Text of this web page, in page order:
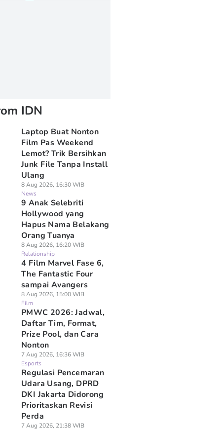
IDN
Laptop Buat Nonton
Film Pas Weekend
Lemot? Trik Bersihkan
Junk File Tanpa Install
Ulang
8 Aug 2026, 16:30 WIB
News
9 Anak Selebriti
Hollywood yang
Hapus Nama Belakang
Orang Tuanya
8 Aug 2026, 16:20 WIB
Relationship
4 Film Marvel Fase 6,
The Fantastic Four
sampai Avangers
8 Aug 2026, 15:00 WIB
Film
PMWC 2026: Jadwal,
Daftar Tim, Format,
Prize Pool, dan Cara
Nonton
7 Aug 2026, 16:36 WIB
Esports
Regulasi Pencemaran
Udara Usang, DPRD
DKI Jakarta Didorong
Prioritaskan Revisi
Perda
7 Aug 2026, 21:38 WIB